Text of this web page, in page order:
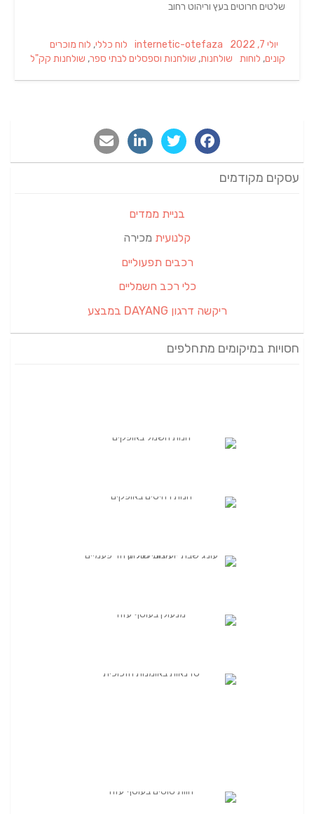
שלטים חרוטים בעץ וריהוט רחוב
Posted
on
יולי 7, 2022 Author
internetic-otefaza
Categories
לוח כללי, לוח מוכרים
קונים, לוחות Tags
שולחנות, שולחנות וספסלים לבתי ספר, שולחנות קק"ל
עסקים מקודמים
בניית ממדים
קלנועית מכירה
רכבים תפעוליים
כלי רכב חשמליים
ריקשה דרגון DAYANG במבצע
חסויות במיקומים מתחלפים